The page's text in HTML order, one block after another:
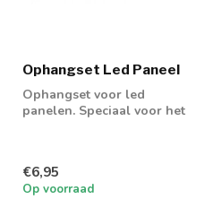
Ophangset Led Paneel
Ophangset voor led
panelen. Speciaal voor het
€6,95
Op voorraad